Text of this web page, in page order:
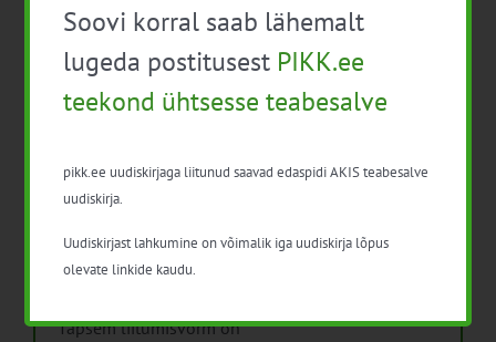
Pikk.ee uudiskirjaga liitumine.
Isikuandmeid töötleme vastavalt
Isikuandmete
Täpsem liitumisvorm on
Soovi korral saab lähemalt
lugeda postitusest PIKK.ee
teekond ühtsesse teabesalve
pikk.ee uudiskirjaga liitunud saavad edaspidi AKIS teabesalve
uudiskirja.
Uudiskirjast lahkumine on võimalik iga uudiskirja lõpus
olevate linkide kaudu.